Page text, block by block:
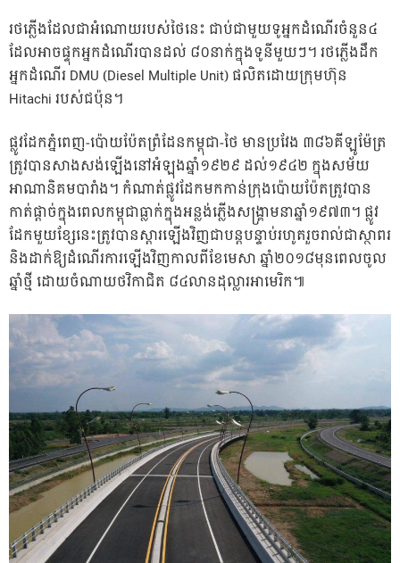
រថភ្លើងដែលជាអំណោយរបស់ថៃនេះ ជាប់ជាមួយទូអ្នកដំណើរចំនួន៤
ដែលអាចផ្ទុកអ្នកដំណើរបានដល់ ៨០នាក់ក្នុងទូនីមួយៗ។ រថភ្លើងដឹក
អ្នកដំណើរ DMU (Diesel Multiple Unit) ផលិតដោយក្រុមហ៊ុន
Hitachi របស់ជប៉ុន។
ផ្លូវដែកភ្នំពេញ-ប៉ោយប៉ែតព្រំដែនកម្ពុជា-ថៃ មានប្រវែង ៣៨៦គីឡូម៉ែត្រ
ត្រូវបានសាងសង់ឡើងនៅអំឡុងឆ្នាំ១៩២៩ ដល់១៩៤២ ក្នុងសម័យ
អាណានិគមបារាំង។ កំណាត់ផ្លូវដែកមកកាន់ក្រុងប៉ោយប៉ែតត្រូវបាន
កាត់ផ្តាច់ក្នុងពេលកម្ពុជាធ្លាក់ក្នុងអន្លង់ភ្លើងសង្គ្រាមនាឆ្នាំ១៩៧៣។ ផ្លូវ
ដែកមួយខ្សែនេះត្រូវបានស្តារឡើងវិញជាបន្តបន្ទាប់រហូតរួចរាល់ជាស្ថាពរ
និងដាក់ឱ្យដំណើរការឡើងវិញកាលពីខែមេសា ឆ្នាំ២០១៨មុនពេលចូល
ឆ្នាំថ្មី ដោយចំណាយថវិកាជិត ៨៤លានដុល្លារអាមេរិក៕